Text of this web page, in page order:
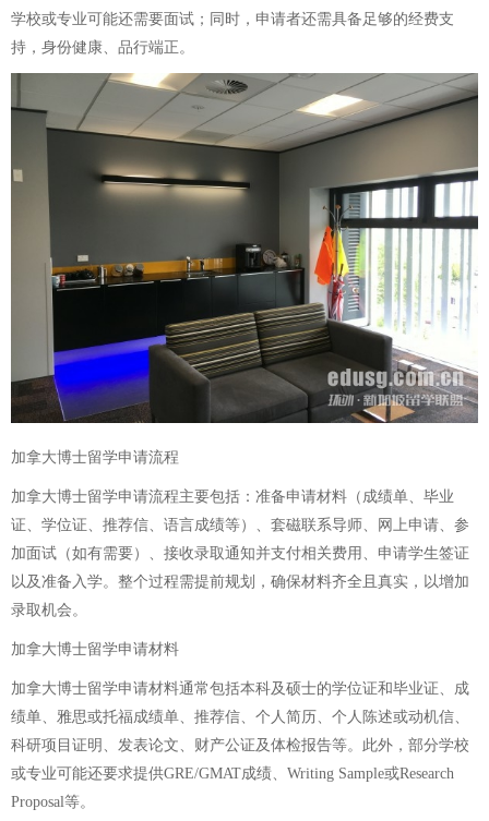
学校或专业可能还需要面试；同时，申请者还需具备足够的经费支
持，身份健康、品行端正。
加拿大博士留学申请流程
加拿大博士留学申请流程主要包括：准备申请材料（成绩单、毕业
证、学位证、推荐信、语言成绩等）、套磁联系导师、网上申请、参
加面试（如有需要）、接收录取通知并支付相关费用、申请学生签证
以及准备入学。整个过程需提前规划，确保材料齐全且真实，以增加
录取机会。
加拿大博士留学申请材料
加拿大博士留学申请材料通常包括本科及硕士的学位证和毕业证、成
绩单、雅思或托福成绩单、推荐信、个人简历、个人陈述或动机信、
科研项目证明、发表论文、财产公证及体检报告等。此外，部分学校
或专业可能还要求提供GRE/GMAT成绩、Writing Sample或Research
Proposal等。